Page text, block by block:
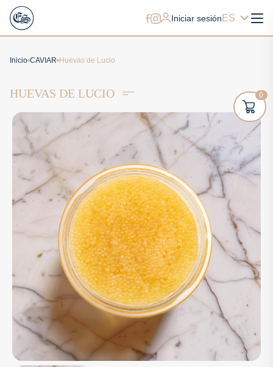
Iniciar sesión ES
Inicio CAVIAR Huevas de Lucio
HUEVAS DE LUCIO 0